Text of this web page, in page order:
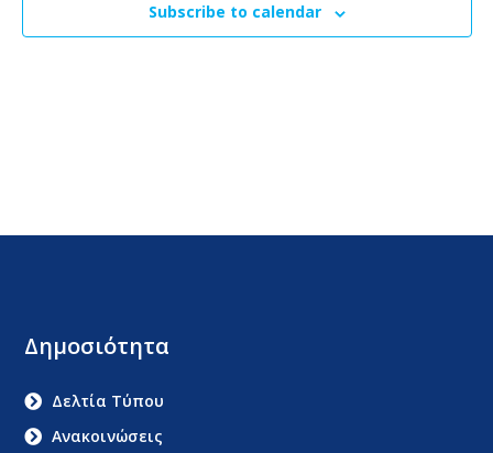
Subscribe to calendar
Δημοσιότητα
Δελτία Τύπου
Ανακοινώσεις